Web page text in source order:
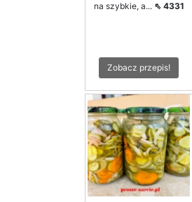
na szybkie, a... ⇖ 4331
Zobacz przepis!